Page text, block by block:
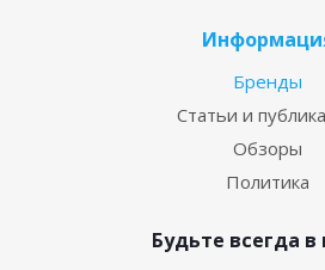
Бренды
Статьи и
Обзоры
Политика
Будьте всегда в